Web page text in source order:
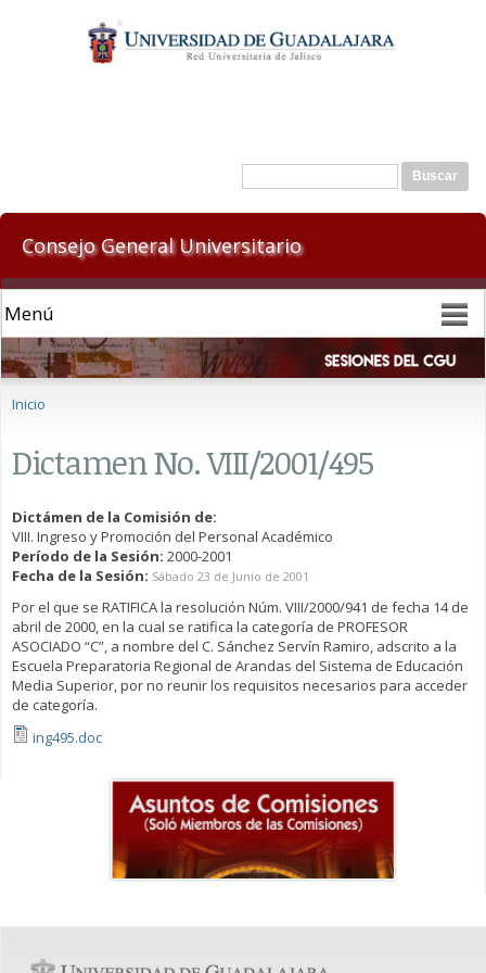
contenido
principal
Formulario de búsqueda
Buscar
Consejo General Universitario
Inicio
Dictamen No. VIII/2001/495
Dictámen de la Comisión de:
VIII. Ingreso y Promoción del Personal Académico
Período de la Sesión: 2000-2001
Fecha de la Sesión: Sábado 23 de Junio de 2001
Por el que se RATIFICA la resolución Núm. VIII/2000/941 de fecha 14 de
abril de 2000, en la cual se ratifica la categoría de PROFESOR
ASOCIADO “C”, a nombre del C. Sánchez Servín Ramiro, adscrito a la
Escuela Preparatoria Regional de Arandas del Sistema de Educación
Media Superior, por no reunir los requisitos necesarios para acceder
de categoría.
ing495.doc